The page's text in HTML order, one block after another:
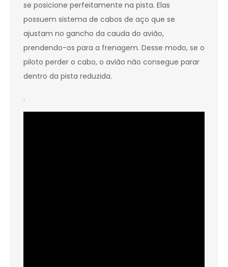
se posicione perfeitamente na pista. Elas
possuem sistema de cabos de aço que se
ajustam no gancho da cauda do avião,
prendendo-os para a frenagem. Desse modo, se o
piloto perder o cabo, o avião não consegue parar
dentro da pista reduzida.
.